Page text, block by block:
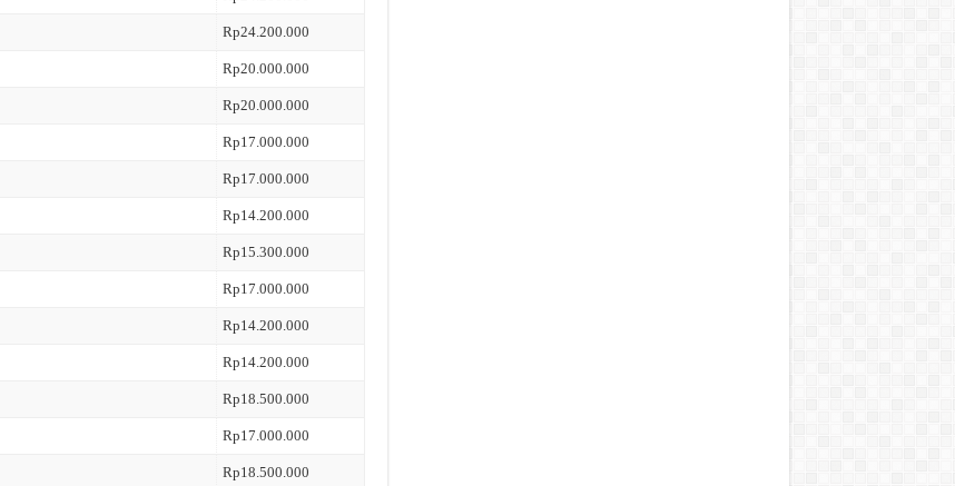
Rp24.200.000
Rp20.000.000
Rp20.000.000
Rp17.000.000
Rp17.000.000
Rp14.200.000
Rp15.300.000
Rp17.000.000
Rp14.200.000
Rp14.200.000
Rp18.500.000
Rp17.000.000
Rp18.500.000